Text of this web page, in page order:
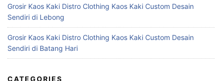
Grosir Kaos Kaki Distro Clothing Kaos Kaki Custom Desain
Sendiri di Lebong
Grosir Kaos Kaki Distro Clothing Kaos Kaki Custom Desain
Sendiri di Batang Hari
CATEGORIES